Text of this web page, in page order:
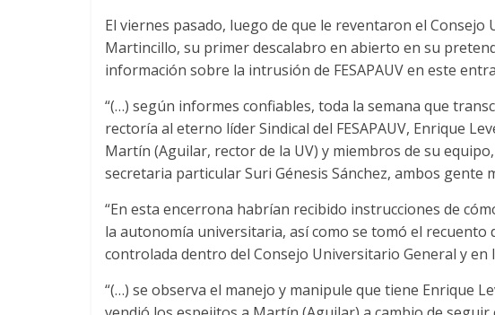
El viernes pasado, luego de que le reventaron el
Martincillo, su primer descalabro en abierto en su
información sobre la intrusión de FESAPAUV en este
“(…) según informes confiables, toda la semana que
rectoría al eterno líder Sindical del FESAPAUV, Enrique
Martín (Aguilar, rector de la UV) y miembros de su
secretaria particular Suri Génesis Sánchez, ambos gente
“En esta encerrona habrían recibido instrucciones de
la autonomía universitaria, así como se tomó el
controlada dentro del Consejo Universitario General y en
“(…) se observa el manejo y manipule que tiene Enrique